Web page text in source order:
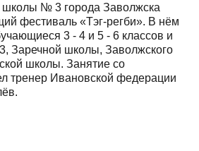
школы № 3 города Заволжска
фестиваль «Тэг-регби». В нём
3 - 4 и 5 - 6 классов и
Заречной школы, Заволжского
школы. Занятие со
тренер Ивановской федерации